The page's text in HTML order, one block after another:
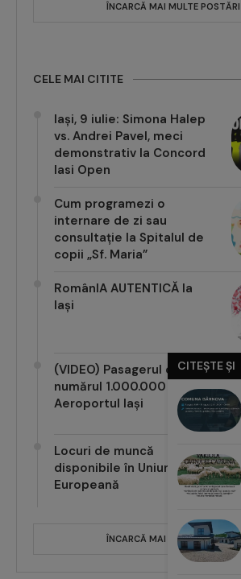
ÎNCARCĂ MAI MULTE POSTĂRI
CELE MAI CITITE
Iași, 9 iulie: Simona Halep
vs. Andrei Pavel, meci
demonstrativ la Concord
Iasi Open
Cum programezi o
internare de zi sau
consultație la Spitalul de
copii „Sf. Maria”
RomânIA AUTENTICĂ la
Iași
(VIDEO) Pasagerul cu
numărul 1.000.000 pe
Aeroportul Iași
Locuri de muncă
disponibile în Uniunea
Europeană
ÎNCARCĂ MAI MULTE POSTĂRI
CITEȘTE ȘI